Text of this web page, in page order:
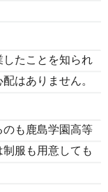
たことを知られ
はありません。
のも鹿島学園高等
服も用意しても